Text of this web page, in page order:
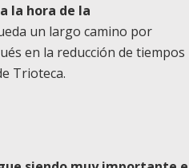
la hora de la
un largo camino por
en la reducción de tiempos
Trioteca.